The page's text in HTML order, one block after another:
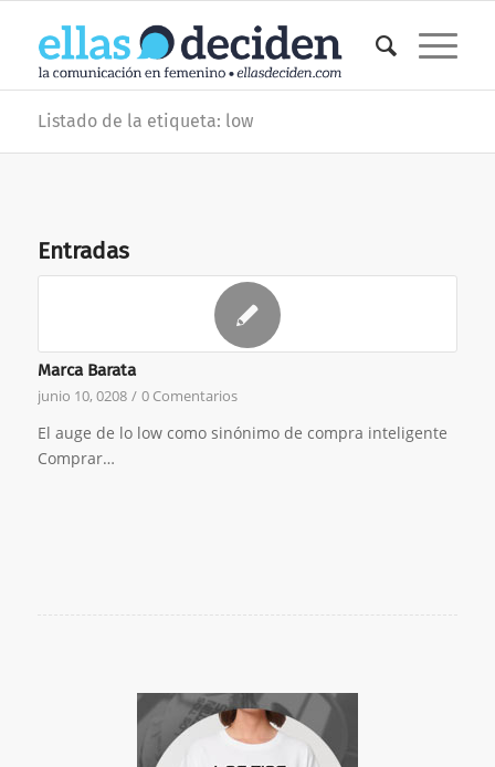
Listado de la etiqueta: low
Entradas
Marca Barata
junio 10, 0208 / 0 Comentarios
El auge de lo low como sinónimo de compra inteligente
Comprar…